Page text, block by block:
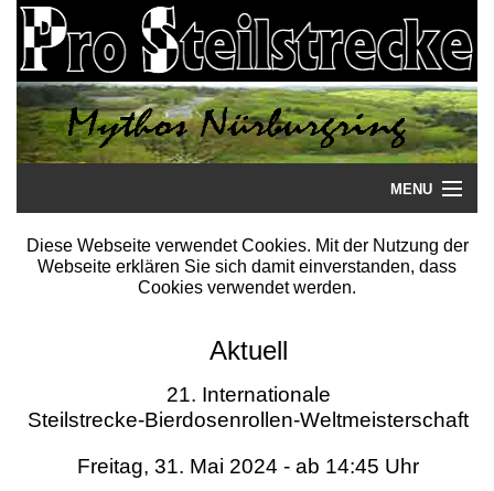
MENU
Startseite
Literatur
Termine
Diese Webseite verwendet Cookies. Mit der Nutzung der
Webseite erklären Sie sich damit einverstanden, dass
Cookies verwendet werden.
Aktuell
21. Internationale
Steilstrecke-Bierdosenrollen-Weltmeisterschaft
Freitag, 31. Mai 2024 - ab 14:45 Uhr